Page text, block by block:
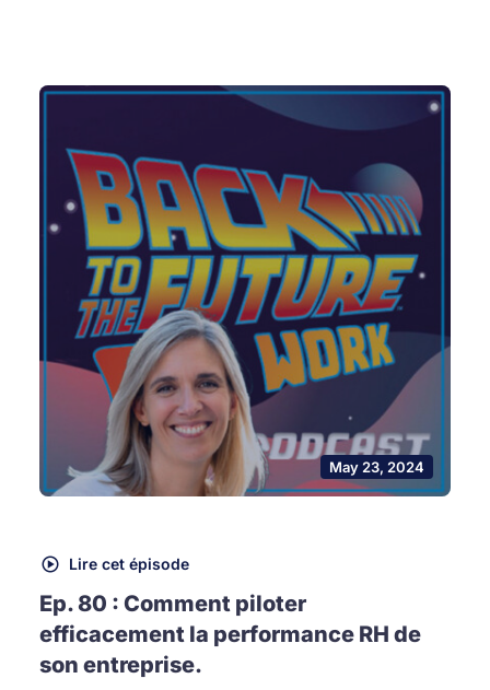
May 23, 2024
Lire cet épisode
Ep. 80 : Comment piloter
efficacement la performance RH de
son entreprise.